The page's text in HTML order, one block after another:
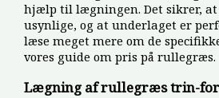
hjælp til lægningen. Det sikrer,
usynlige, og at underlaget er
læse meget mere om de
vores guide om pris på rullegræs.
Lægning af rullegræs trin-